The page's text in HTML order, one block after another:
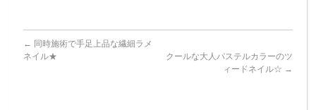
← 同時施術で手足上品な繊細ラメ
ネイル★
クールな大人パステルカラーのツ
ィードネイル☆ →